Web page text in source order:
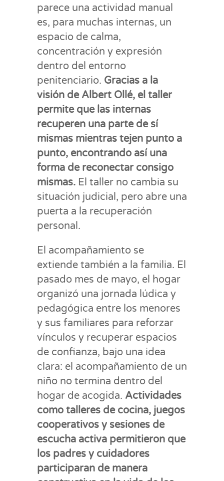
parece una actividad manual
es, para muchas internas, un
espacio de calma,
concentración y expresión
dentro del entorno
penitenciario. Gracias a la
visión de Albert Ollé, el taller
permite que las internas
recuperen una parte de sí
mismas mientras tejen punto a
punto, encontrando así una
forma de reconectar consigo
mismas. El taller no cambia su
situación judicial, pero abre una
puerta a la recuperación
personal.
El acompañamiento se
extiende también a la familia. El
pasado mes de mayo, el hogar
organizó una jornada lúdica y
pedagógica entre los menores
y sus familiares para reforzar
vínculos y recuperar espacios
de confianza, bajo una idea
clara: el acompañamiento de un
niño no termina dentro del
hogar de acogida. Actividades
como talleres de cocina, juegos
cooperativos y sesiones de
escucha activa permitieron que
los padres y cuidadores
participaran de manera